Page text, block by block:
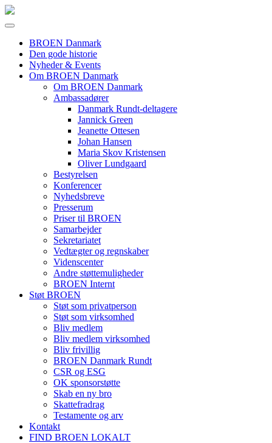
BROEN Danmark
Den gode historie
Nyheder & Events
Om BROEN Danmark
Om BROEN Danmark
Ambassadører
Danmark Rundt-deltagere
Jannick Green
Jeanette Ottesen
Johan Hansen
Maria Skov Kristensen
Oliver Lundgaard
Bestyrelsen
Konferencer
Nyhedsbreve
Presserum
Priser til BROEN
Samarbejder
Sekretariatet
Vedtægter og regnskaber
Videnscenter
Andre støttemuligheder
BROEN Internt
Støt BROEN
Støt som privatperson
Støt som virksomhed
Bliv medlem
Bliv medlem virksomhed
Bliv frivillig
BROEN Danmark Rundt
CSR og ESG
OK sponsorstøtte
Skab en ny bro
Skattefradrag
Testamente og arv
Kontakt
FIND BROEN LOKALT